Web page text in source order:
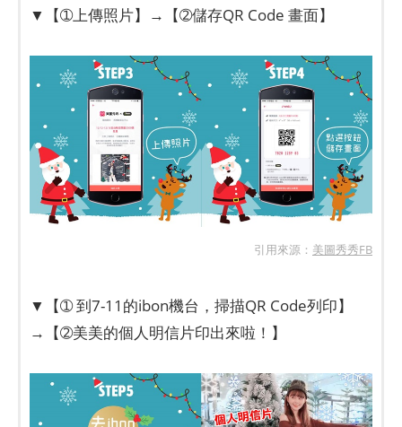
▼【➀上傳照片】→【➁儲存QR Code 畫面】
引用來源： 美圖秀秀FB
▼【➀ 到7-11的ibon機台，掃描QR Code列印】
→【➁美美的個人明信片印出來啦！】